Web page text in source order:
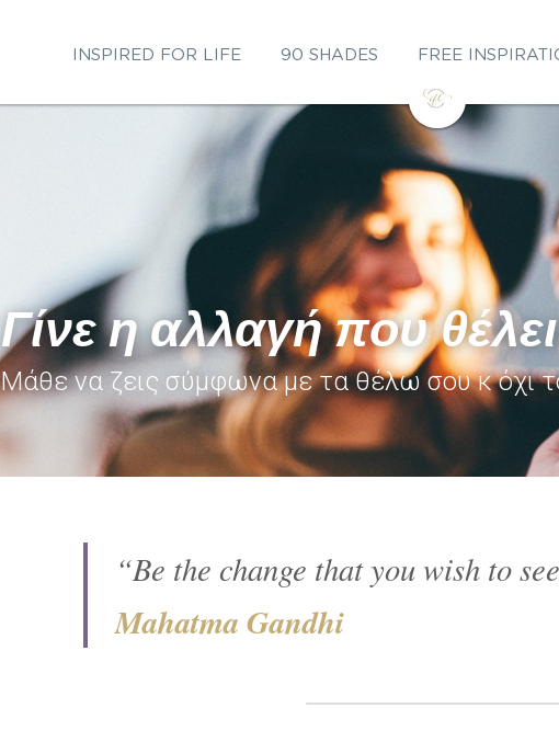
INSPIRED FOR LIFE 90 SHADES FREE
Γίνε η αλλαγή που
Μάθε να ζεις σύμφωνα με τα θέλω σου κ όχι
“Be the change that you wish to
Mahatma Gandhi